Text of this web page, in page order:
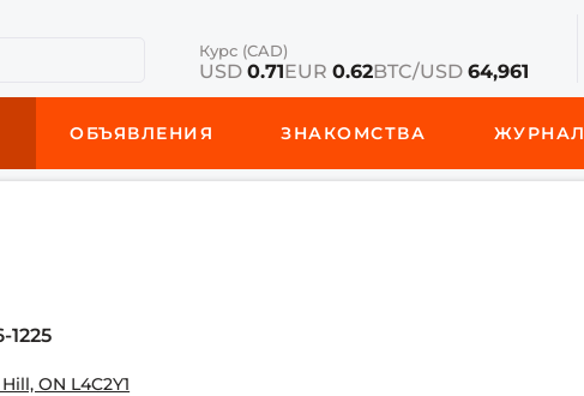
Курс (CAD)
USD0.71EUR0.62BTC/USD64,961
ОБЪЯВЛЕНИЯ ЗНАКОМСТВА ЖУРНАЛ
1225
ON L4C2Y1